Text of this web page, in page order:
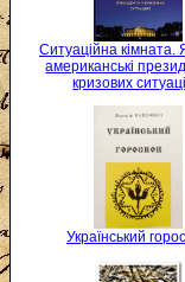
Ситуаційна кімната.
американські
кризових
Український